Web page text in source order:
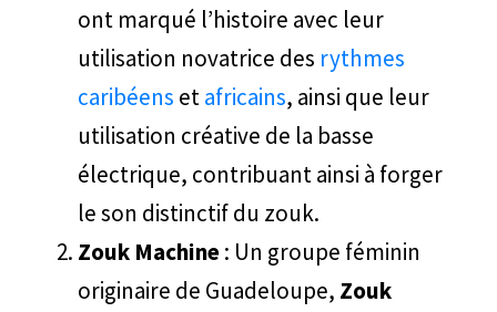
ont marqué l’histoire avec leur
utilisation novatrice des rythmes
caribéens etafricains, ainsi que leur
utilisation créative de la basse
électrique, contribuant ainsi à forger
le son distinctif du zouk.
Zouk Machine: Un groupe féminin
originaire de Guadeloupe, Zouk